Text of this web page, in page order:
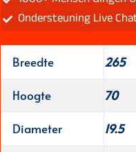
Ondersteuning Live
Breedte
265
Hoogte
70
Diameter
19.5